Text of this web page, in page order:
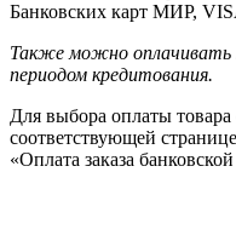
Банковских карт МИР,
Также можно
периодом кредитования.
Для выбора оплаты
соответствующей
«Оплата заказа